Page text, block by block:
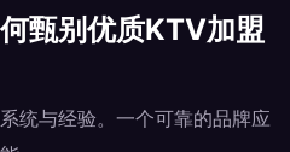
甄别优质KTV加盟
统与经验。一个可靠的品牌应